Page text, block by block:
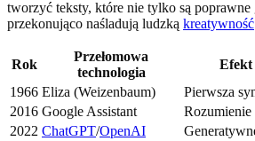
tworzyć teksty, które nie tylko są poprawne
przekonująco naśladują ludzką kreatywność
Rok
Przełomowa
technologia
Efekt
1966 Eliza (Weizenbaum)
Pierwsza
2016 Google Assistant
2022 ChatGPT/OpenAI